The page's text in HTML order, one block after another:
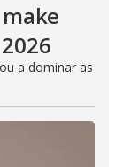
a dominar as